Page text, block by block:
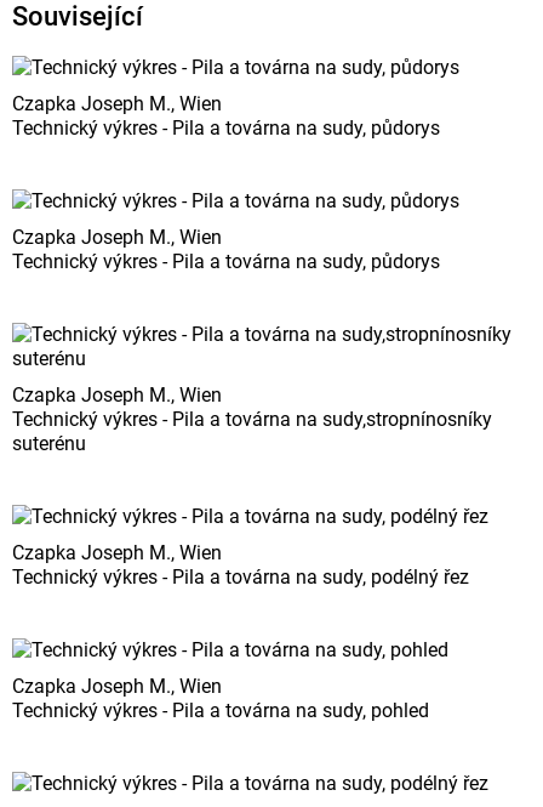
Související
Czapka Joseph M., Wien
Technický výkres - Pila a továrna na sudy, půdorys
Czapka Joseph M., Wien
Technický výkres - Pila a továrna na sudy, půdorys
Czapka Joseph M., Wien
Technický výkres - Pila a továrna na sudy,stropnínosníky
suterénu
Czapka Joseph M., Wien
Technický výkres - Pila a továrna na sudy, podélný řez
Czapka Joseph M., Wien
Technický výkres - Pila a továrna na sudy, pohled